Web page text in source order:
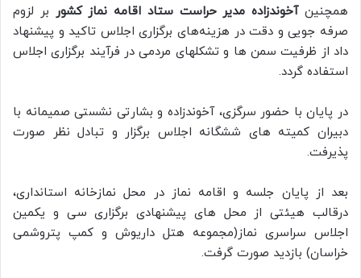
همچنینآخوندزاده مدیر حراست ستاد اقامه نماز کشور بر لزوم
صرفه جویی و دقت در هزینه‌های برگزاری اجلاس تاکید و پیشنهاد
داد از ظرفیت سمن ها و تشکلهای مردمی در فرآیند برگزاری اجلاس
استفاده گردد.
در پایان با حضور سرگزی، آخوندزاده و بشارتی نشستی صمیمانه با
دبیران کمیته های ششگانه اجلاس برگزار و تبادل نظر صورت
پذیرفت.
بعد از پایان جلسه و اقامه نماز در محل نمازخانه استانداری،
درقالب هیئتی از محل های پیشنهادی برگزاری سی و یکمین
اجلاس سراسری نماز(مجموعه هتل داریوش و کمپ پتروشمی
خراسان) بازدید صورت گرفت.